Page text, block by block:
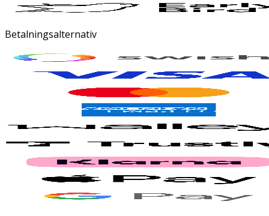
Betalningsalternativ